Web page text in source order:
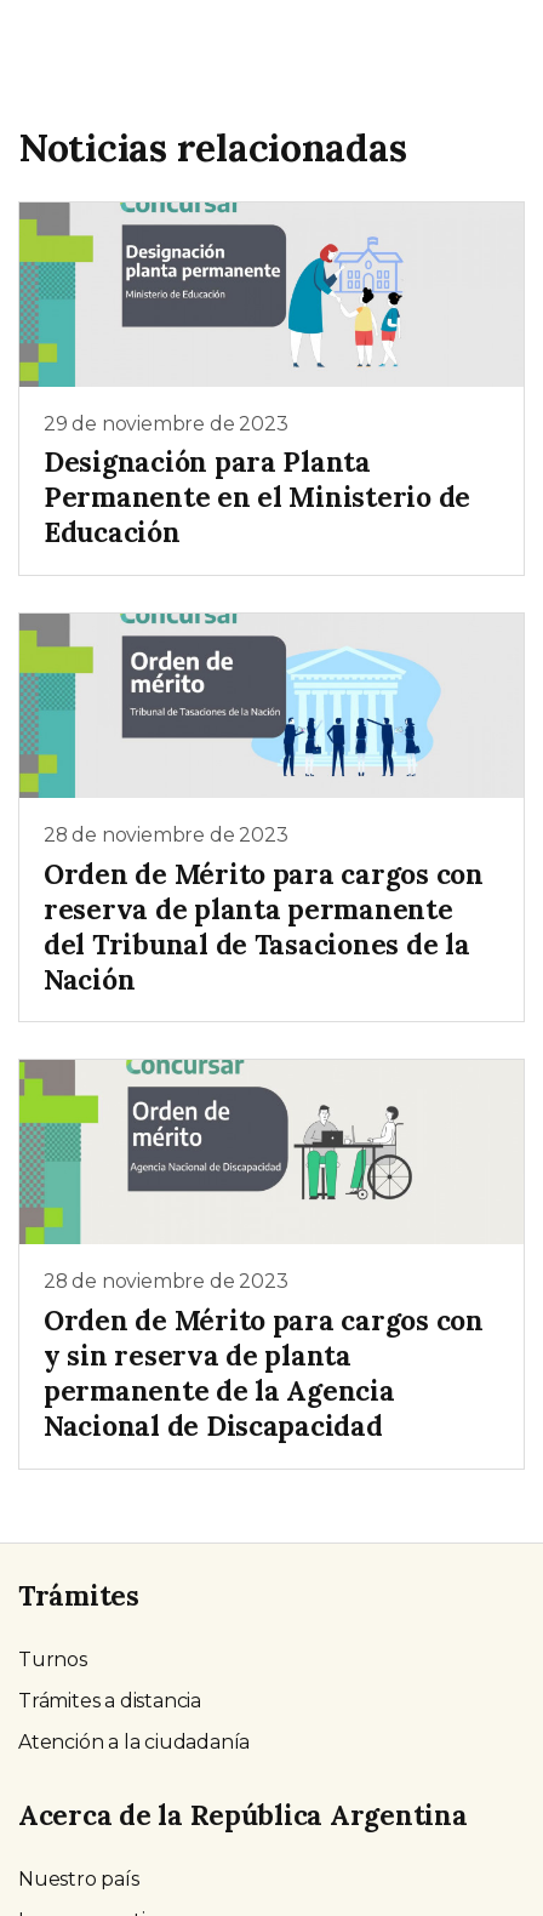
Noticias relacionadas
29 de noviembre de 2023
Designación para Planta
Permanente en el Ministerio de
Educación
28 de noviembre de 2023
Orden de Mérito para cargos con
reserva de planta permanente
del Tribunal de Tasaciones de la
Nación
28 de noviembre de 2023
Orden de Mérito para cargos con
y sin reserva de planta
permanente de la Agencia
Nacional de Discapacidad
Trámites
Turnos
Trámites a distancia
Atención a la ciudadanía
Acerca de la República Argentina
Nuestro país